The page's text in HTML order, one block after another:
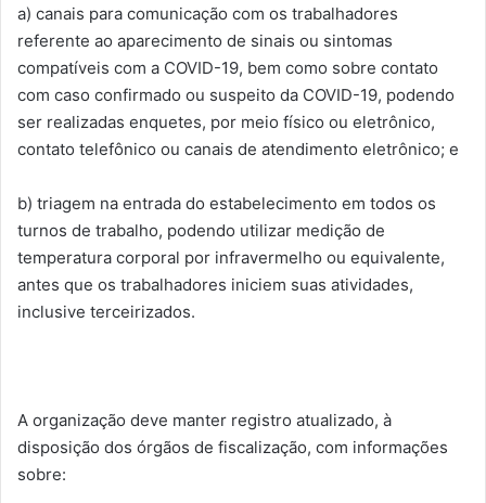
a) canais para comunicação com os trabalhadores
referente ao aparecimento de sinais ou sintomas
compatíveis com a COVID-19, bem como sobre contato
com caso confirmado ou suspeito da COVID-19, podendo
ser realizadas enquetes, por meio físico ou eletrônico,
contato telefônico ou canais de atendimento eletrônico; e
b) triagem na entrada do estabelecimento em todos os
turnos de trabalho, podendo utilizar medição de
temperatura corporal por infravermelho ou equivalente,
antes que os trabalhadores iniciem suas atividades,
inclusive terceirizados.
A organização deve manter registro atualizado, à
disposição dos órgãos de fiscalização, com informações
sobre: